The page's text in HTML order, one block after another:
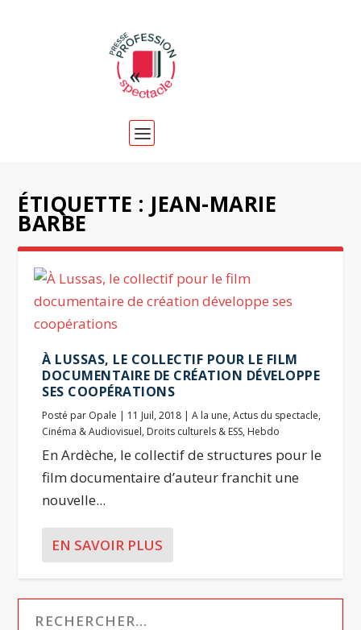
ÉTIQUETTE : JEAN-MARIE
BARBE
À LUSSAS, LE COLLECTIF POUR LE FILM
DOCUMENTAIRE DE CRÉATION DÉVELOPPE
SES COOPÉRATIONS
Posté par Opale | 11 Juil, 2018 |A la une,Actus du spectacle,
Cinéma & Audiovisuel, Droits culturels & ESS, Hebdo
En Ardèche, le collectif de structures pour le
film documentaire d’auteur franchit une
nouvelle...
EN SAVOIR PLUS